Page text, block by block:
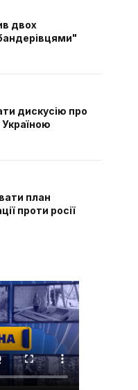
двох
дискусію про
план
проти росії